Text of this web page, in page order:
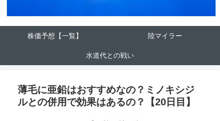
株価予想【一覧】 陸マイラー
水道代との戦い
薄毛に亜鉛はおすすめなの？ミノキシジ
ルとの併用で効果はあるの？【20日目】